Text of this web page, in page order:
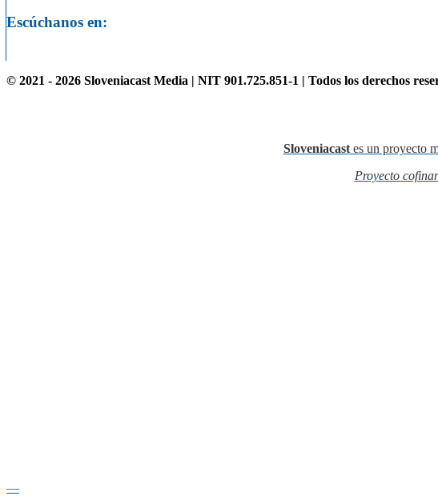
Escúchanos en:
© 2021 - 2026 Sloveniacast Media | NIT 901.725.851-1 | Todos los derechos
Sloveniacastes un proyecto
Proyecto
—